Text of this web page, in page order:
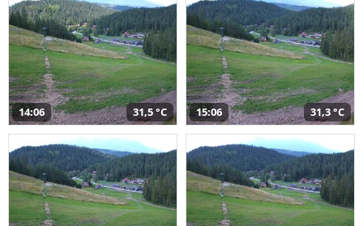
14:06 31,5 °C 15:06 31,3 °C